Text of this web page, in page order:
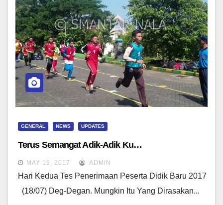
GENERAL NEWS UPDATES
Terus Semangat Adik-Adik Ku…
MAY 19, 2017 ADMIN
Hari Kedua Tes Penerimaan Peserta Didik Baru 2017
(18/07) Deg-Degan. Mungkin Itu Yang Dirasakan...